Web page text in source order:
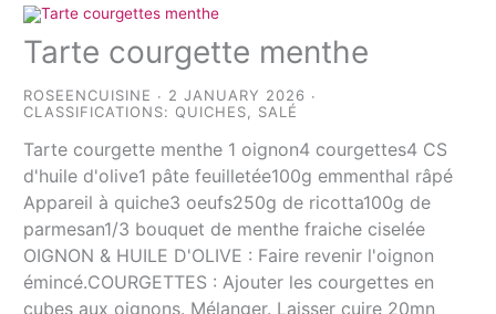
Tarte courgette menthe
ROSEENCUISINE
2 JANUARY 2026
CLASSIFICATIONS:QUICHES SALÉ
Tarte courgette menthe 1 oignon4 courgettes4 CS
d'huile d'olive1 pâte feuilletée100g emmenthal râpé
Appareil à quiche3 oeufs250g de ricotta100g de
parmesan1/3 bouquet de menthe fraiche ciselée
OIGNON & HUILE D'OLIVE : Faire revenir l'oignon
émincé.COURGETTES : Ajouter les courgettes en
cubes aux oignons. Mélanger. Laisser cuire 20mn